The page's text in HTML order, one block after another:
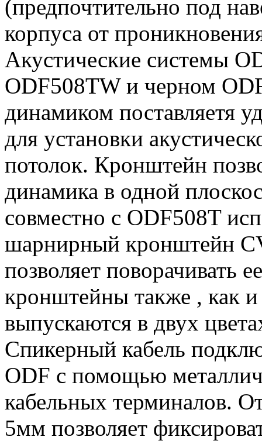
(предпочтительно под
корпуса от
Акустические системы
ODF508TW и черном
динамиком поставляетя
для установки
потолок. Кронштейн
динамика в одной
совместно с ODF508T
шарнирный кронштейн
позволяет поворачивать
кронштейны также , как и
выпускаются в двух
Спикерный кабель
ODF с помощью
кабельных терминалов.
5мм позволяет